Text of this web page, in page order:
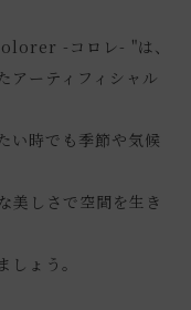
-コロレ- "は、
アーティフィシャル
い時でも季節や気候
美しさで空間を生き
ょう。